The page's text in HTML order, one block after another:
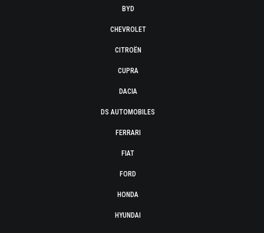
BYD
CHEVROLET
CITROËN
CUPRA
DACIA
DS AUTOMOBILES
FERRARI
FIAT
FORD
HONDA
HYUNDAI